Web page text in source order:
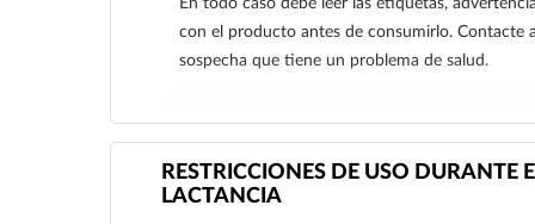
En todo caso debe leer las etiquetas,
con el producto antes de consumirlo. Contacte
sospecha que tiene un problema de salud.
RESTRICCIONES DE USO DURANTE
LACTANCIA